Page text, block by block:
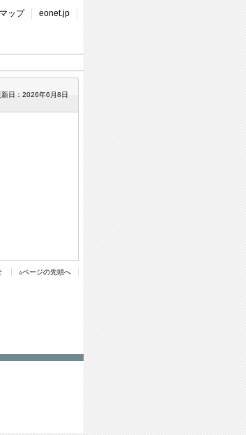
ップ eonet.jp
新日：2026年6月8日
▵ページの先頭へ